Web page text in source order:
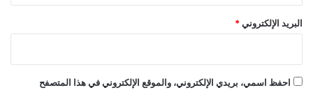
البريد الإلكتروني *
احفظ اسمي، بريدي الإلكتروني، والموقع الإلكتروني في هذا المتصفح